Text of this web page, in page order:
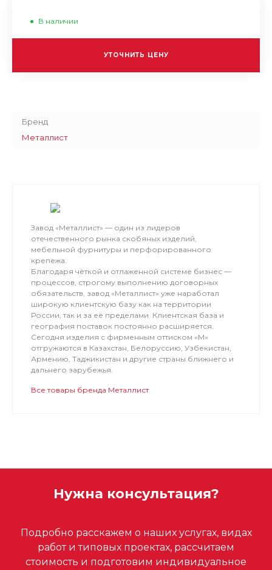
В наличии
УТОЧНИТЬ ЦЕНУ
Бренд
Металлист
Завод «Металлист» — один из лидеров
отечественного рынка скобяных изделий,
мебельной фурнитуры и перфорированного
крепежа.
Благодаря чёткой и отлаженной системе бизнес —
процессов, строгому выполнению договорных
обязательств, завод «Металлист» уже наработал
широкую клиентскую базу как на территории
России, так и за её пределами. Клиентская база и
география поставок постоянно расширяется.
Сегодня изделия с фирменным оттиском «М»
отгружаются в Казахстан, Белоруссию, Узбекистан,
Армению, Таджикистан и другие страны ближнего и
дальнего зарубежья.
Все товары бренда Металлист
Нужна консультация?
Подробно расскажем о наших услугах, видах
работ и типовых проектах, рассчитаем
стоимость и подготовим индивидуальное